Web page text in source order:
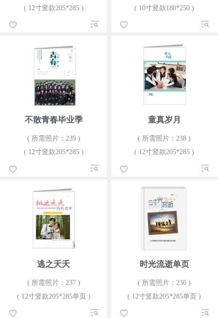
( 12寸竖款205*285 )
( 10寸竖款180*250 )
不散青春毕业季
( 所需照片：239 )
( 12寸竖款205*285 )
童真岁月
( 所需照片：238 )
( 12寸竖款205*285 )
逃之夭夭
( 所需照片：237 )
( 12寸竖款205*285单页 )
时光流逝单页
( 所需照片：236 )
( 12寸竖款205*285单页 )